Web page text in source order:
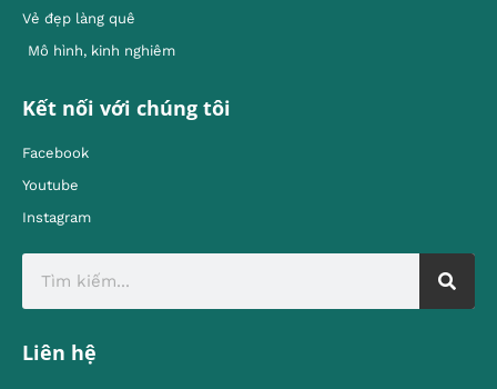
Vẻ đẹp làng quê
Mô hình, kinh nghiêm
Kết nối với chúng tôi
Facebook
Youtube
Instagram
Liên hệ